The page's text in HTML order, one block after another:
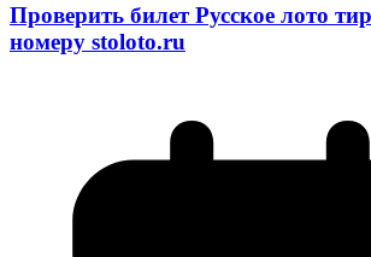
Проверить билет Русское лото
номеру stoloto.ru